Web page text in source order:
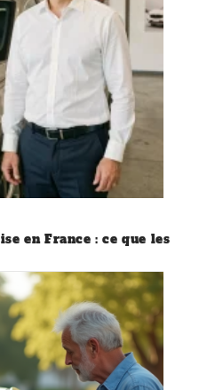
en France : ce que les